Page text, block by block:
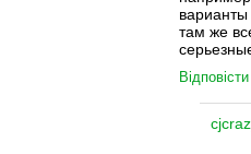
варианты
там же
Відповісти